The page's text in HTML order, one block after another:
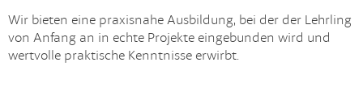
Wir bieten eine praxisnahe Ausbildung, bei der der Lehrling
von Anfang an in echte Projekte eingebunden wird und
wertvolle praktische Kenntnisse erwirbt.